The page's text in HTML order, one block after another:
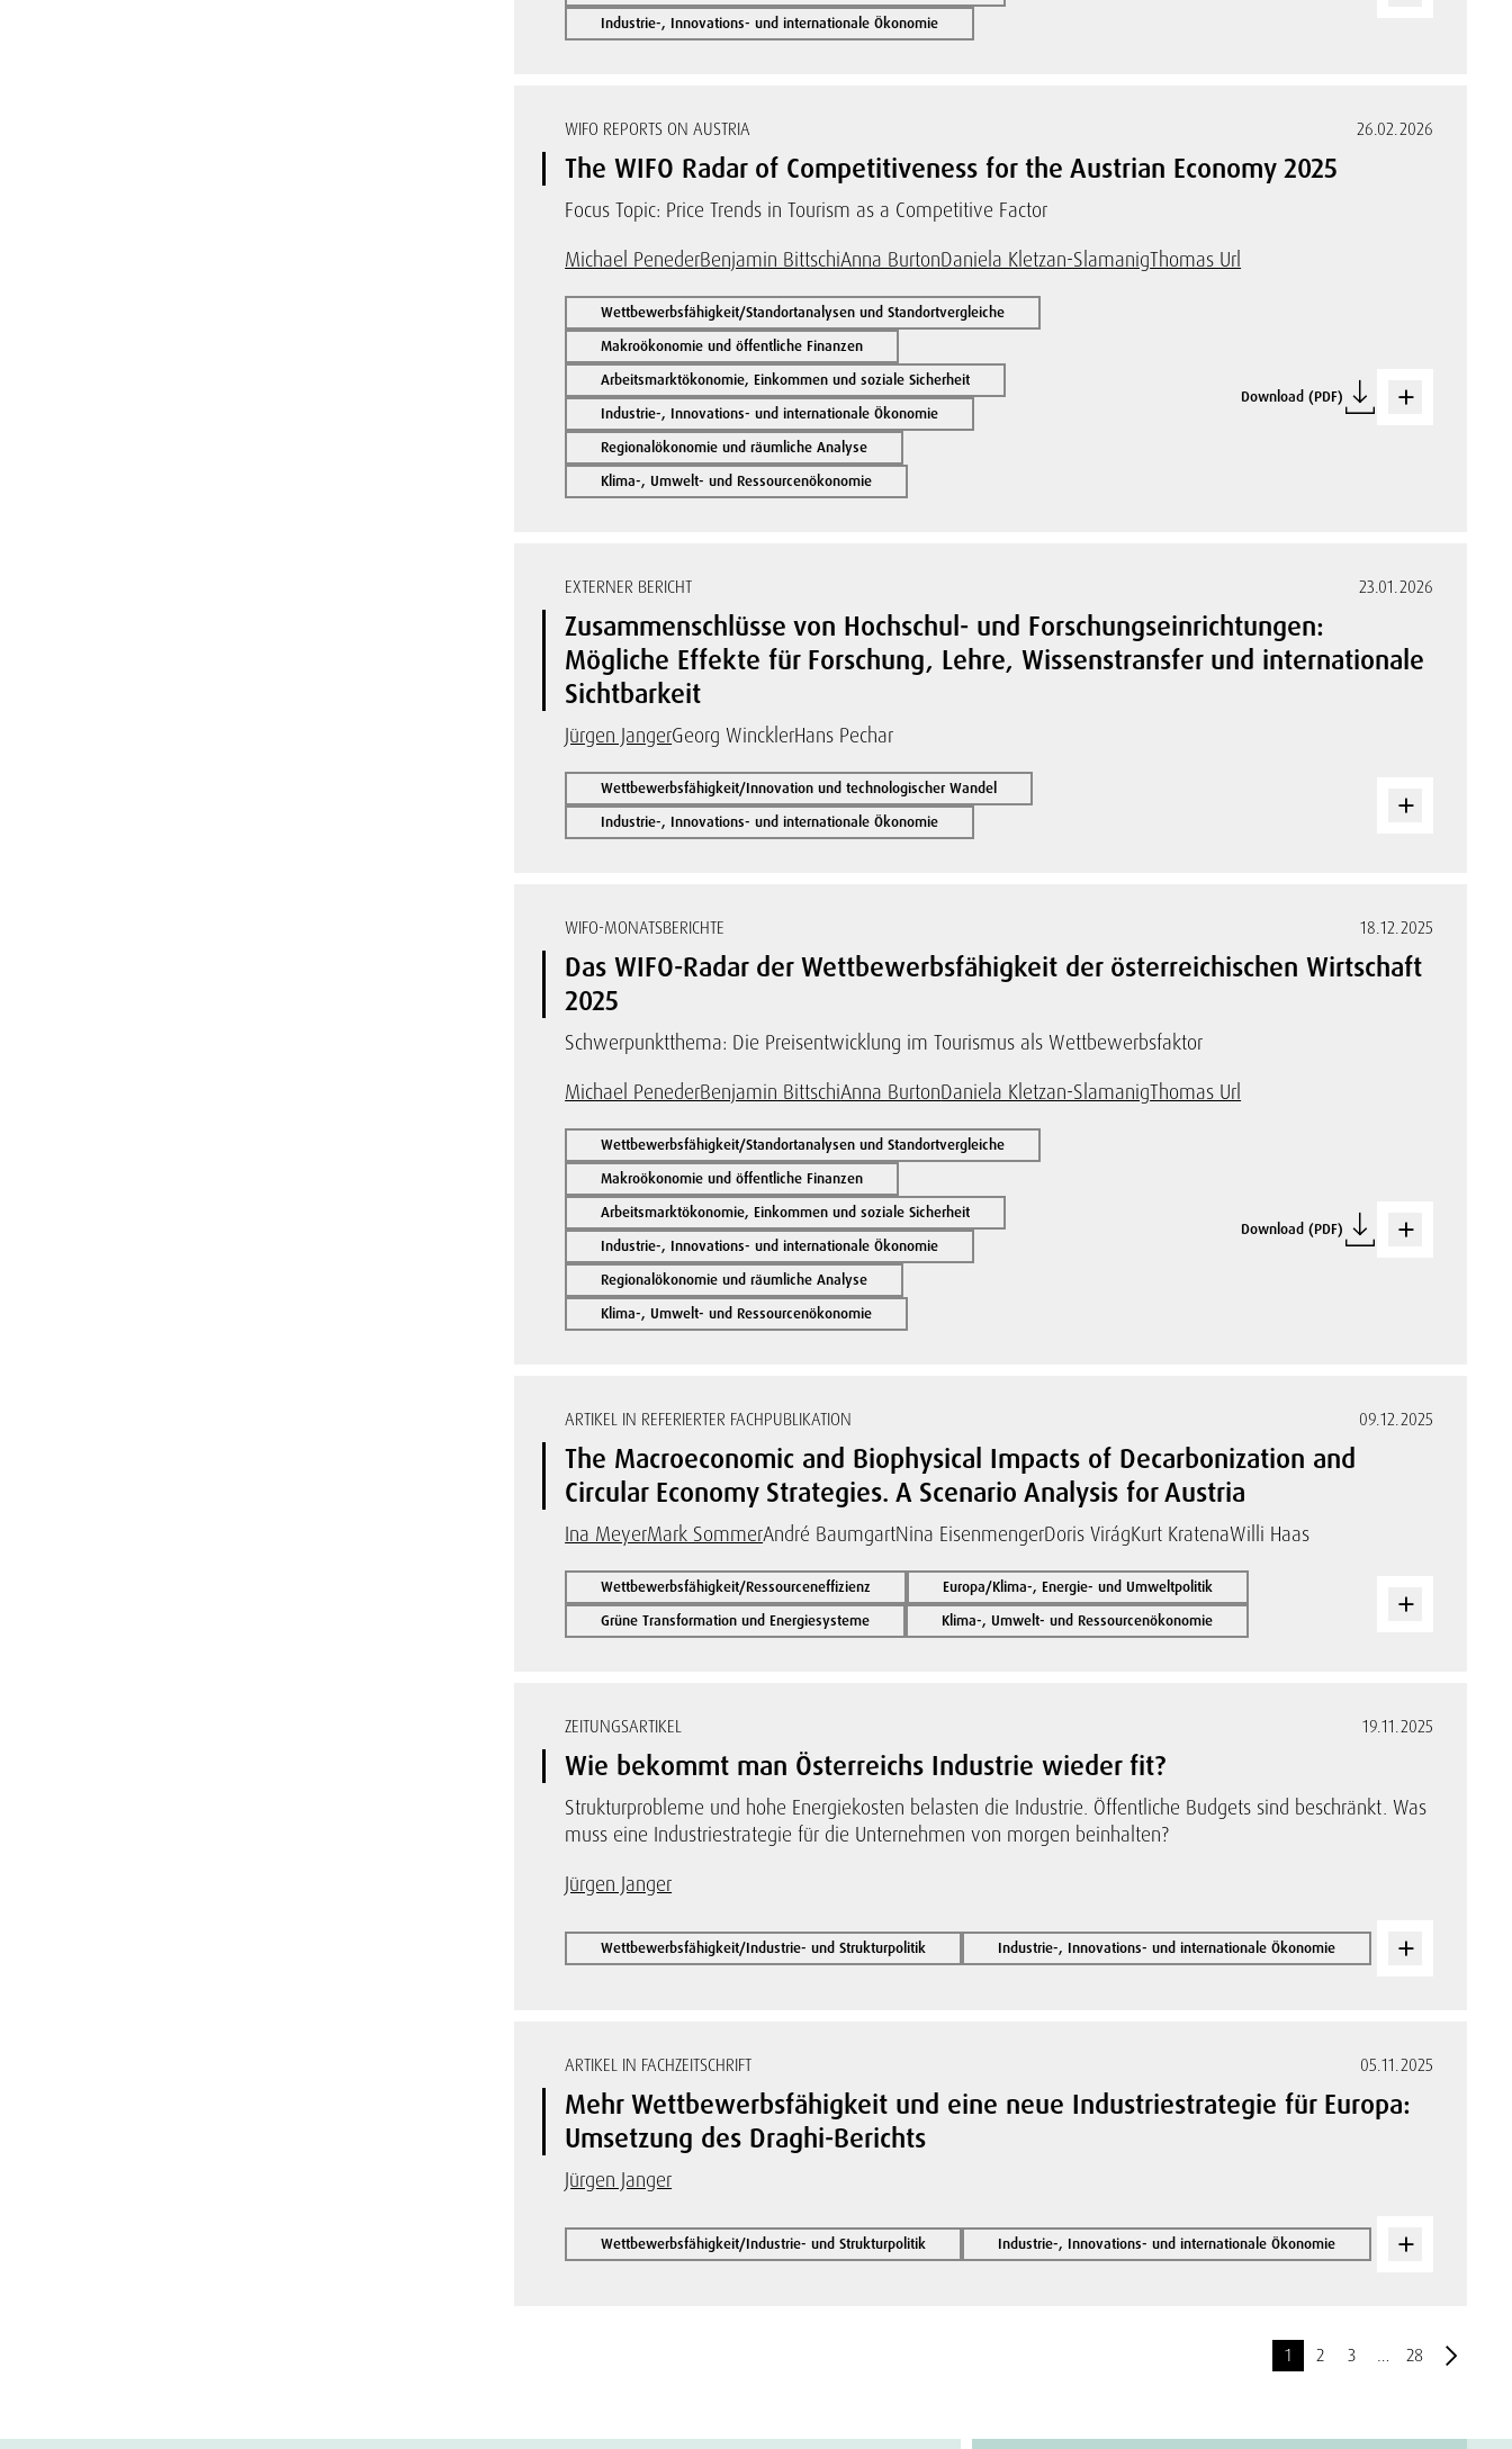
Industrie-, Innovations- und internationale Ökonomie
WIFO REPORTS ON AUSTRIA 26.02.2026
The WIFO Radar of Competitiveness for the Austrian Economy 2025
Focus Topic: Price Trends in Tourism as a Competitive Factor
Michael PenederBenjamin BittschiAnna BurtonDaniela Kletzan-SlamanigThomas Url
Wettbewerbsfähigkeit/Standortanalysen und Standortvergleiche
Makroökonomie und öffentliche Finanzen
Arbeitsmarktökonomie, Einkommen und soziale Sicherheit
Industrie-, Innovations- und internationale Ökonomie
Regionalökonomie und räumliche Analyse
Klima-, Umwelt- und Ressourcenökonomie
Download (PDF)
EXTERNER BERICHT 23.01.2026
Zusammenschlüsse von Hochschul- und Forschungseinrichtungen:
Mögliche Effekte für Forschung, Lehre, Wissenstransfer und internationale
Sichtbarkeit
Jürgen JangerGeorg WincklerHans Pechar
Wettbewerbsfähigkeit/Innovation und technologischer Wandel
Industrie-, Innovations- und internationale Ökonomie
WIFO-MONATSBERICHTE 18.12.2025
Das WIFO-Radar der Wettbewerbsfähigkeit der österreichischen Wirtschaft
2025
Schwerpunktthema: Die Preisentwicklung im Tourismus als Wettbewerbsfaktor
Michael PenederBenjamin BittschiAnna BurtonDaniela Kletzan-SlamanigThomas Url
Wettbewerbsfähigkeit/Standortanalysen und Standortvergleiche
Makroökonomie und öffentliche Finanzen
Arbeitsmarktökonomie, Einkommen und soziale Sicherheit
Industrie-, Innovations- und internationale Ökonomie
Regionalökonomie und räumliche Analyse
Klima-, Umwelt- und Ressourcenökonomie
Download (PDF)
ARTIKEL IN REFERIERTER FACHPUBLIKATION 09.12.2025
The Macroeconomic and Biophysical Impacts of Decarbonization and
Circular Economy Strategies. A Scenario Analysis for Austria
Ina MeyerMark SommerAndré BaumgartNina EisenmengerDoris VirágKurt KratenaWilli Haas
Wettbewerbsfähigkeit/Ressourceneffizienz
Europa/Klima-, Energie- und Umweltpolitik
Grüne Transformation und Energiesysteme
Klima-, Umwelt- und Ressourcenökonomie
ZEITUNGSARTIKEL 19.11.2025
Wie bekommt man Österreichs Industrie wieder fit?
Strukturprobleme und hohe Energiekosten belasten die Industrie. Öffentliche Budgets sind beschränkt. Was
muss eine Industriestrategie für die Unternehmen von morgen beinhalten?
Jürgen Janger
Wettbewerbsfähigkeit/Industrie- und Strukturpolitik Industrie-, Innovations- und internationale Ökonomie
ARTIKEL IN FACHZEITSCHRIFT 05.11.2025
Mehr Wettbewerbsfähigkeit und eine neue Industriestrategie für Europa:
Umsetzung des Draghi-Berichts
Jürgen Janger
Wettbewerbsfähigkeit/Industrie- und Strukturpolitik Industrie-, Innovations- und internationale Ökonomie
1 2 3 … 28